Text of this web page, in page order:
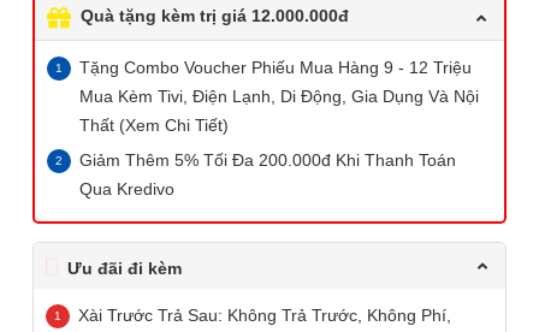
Quà tặng kèm trị giá 12.000.000đ
Tặng Combo Voucher Phiếu Mua Hàng 9 - 12 Triệu
Mua Kèm Tivi, Điện Lạnh, Di Động, Gia Dụng Và Nội
Thất (Xem Chi Tiết)
Giảm Thêm 5% Tối Đa 200.000đ Khi Thanh Toán
Qua Kredivo
Ưu đãi đi kèm
Xài Trước Trả Sau: Không Trả Trước, Không Phí,